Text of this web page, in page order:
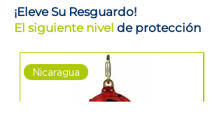
Nicaragua
¡Eleve Su Resguardo!
El siguiente nivel de protección